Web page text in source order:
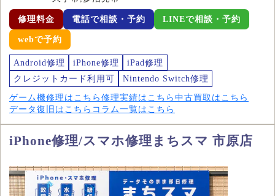
修理料金 電話で相談・予約 LINEで相談・予約
webで予約
Android修理 iPhone修理
iPad修理
クレジットカード利用可
Nintendo Switch修理
ゲーム機修理はこちら 修理実績はこちら 中古買取はこちら
データ復旧はこちら コラム一覧はこちら
iPhone修理/スマホ修理まちスマ 市原店